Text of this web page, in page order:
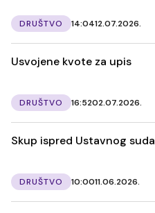
DRUŠTVO 14:0412.07.2026.
Usvojene kvote za upis
DRUŠTVO 16:5202.07.2026.
Skup ispred Ustavnog suda
DRUŠTVO 10:0011.06.2026.